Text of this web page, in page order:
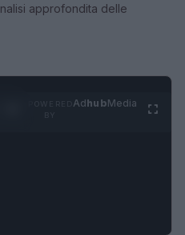
approfondita delle
AdhubMedia